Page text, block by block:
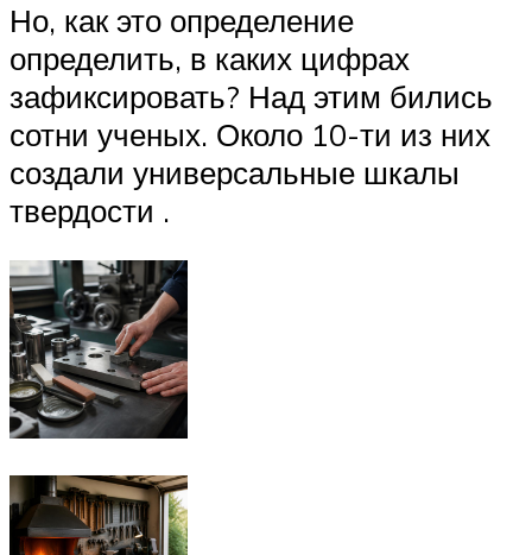
Но, как это определение
определить, в каких цифрах
зафиксировать? Над этим бились
сотни ученых. Около 10-ти из них
создали универсальные шкалы
твердости .